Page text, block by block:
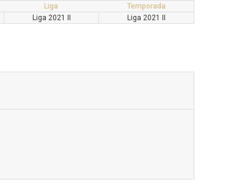
Liga
Temporada
Liga 2021 II Liga 2021 II